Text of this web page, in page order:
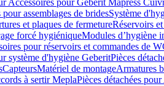
Accessoires pour Geberit Mapress
pour assemblages de bridesSystème
et plaques de fermetureRéservoirs
forcé hygiéniqueModules d’hygiène
pour réservoirs et commandes de
système d'hygiène GeberitPièces
CapteursMatériel de montageArmatures
à sertir MeplaPièces détachées